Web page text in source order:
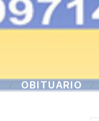
OBITUARIO